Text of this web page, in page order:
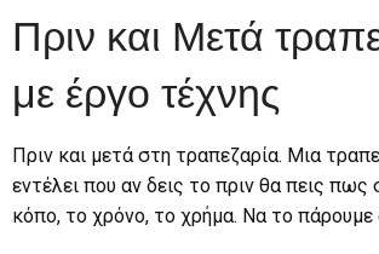
Πριν και Μετά
με έργο τέχνης
Πριν και μετά στη τραπεζαρία. Μια
εντέλει που αν δεις το πριν θα πεις πως
κόπο, το χρόνο, το χρήμα. Να το